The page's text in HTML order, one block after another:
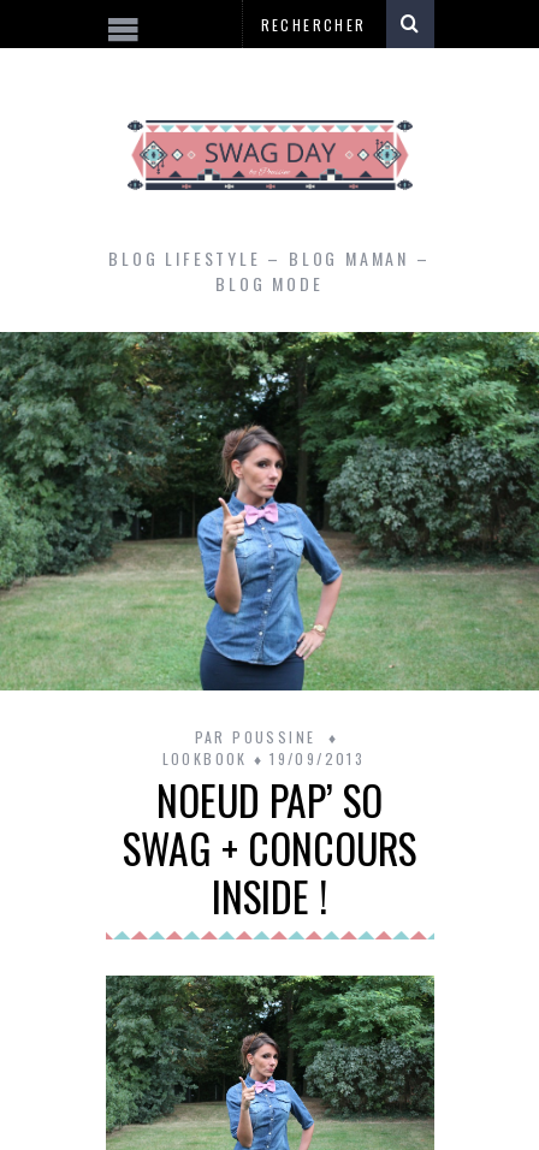
BLOG LIFESTYLE – BLOG MAMAN –
BLOG MODE
PAR POUSSINE
LOOKBOOK
19/09/2013
NOEUD PAP’ SO
SWAG + CONCOURS
INSIDE !